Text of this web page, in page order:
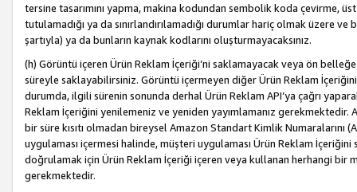
tersine tasarımını yapma, makina kodundan sembolik koda çevirme,
tutulamadığı ya da sınırlandırılamadığı durumlar hariç olmak üzere
şartıyla) ya da bunların kaynak kodlarını oluşturmayacaksınız.
(h) Görüntü içeren Ürün Reklam İçeriği’ni saklamayacak veya ön
süreyle saklayabilirsiniz. Görüntü içermeyen diğer Ürün Reklam
durumda, ilgili sürenin sonunda derhal Ürün Reklam API’ya çağrı
Reklam İçeriğini yenilemeniz ve yeniden yayımlamanız gerekmektedir.
bir süre kısıtı olmadan bireysel Amazon Standart Kimlik Numaralarını
uygulaması içermesi halinde, müşteri uygulaması Ürün Reklam
doğrulamak için Ürün Reklam İçeriği içeren veya kullanan herhangi bir
gerekmektedir.